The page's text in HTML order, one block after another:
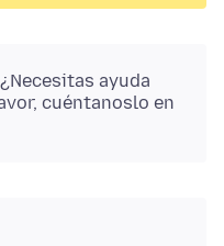
ayuda
cuéntanoslo en